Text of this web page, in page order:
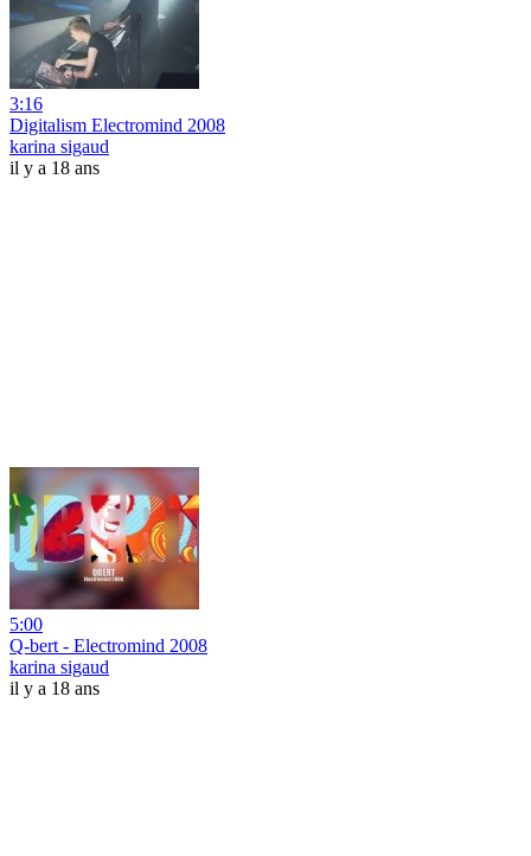
3:16
Digitalism Electromind 2008
karina sigaud
il y a 18 ans
5:00
Q-bert - Electromind 2008
karina sigaud
il y a 18 ans